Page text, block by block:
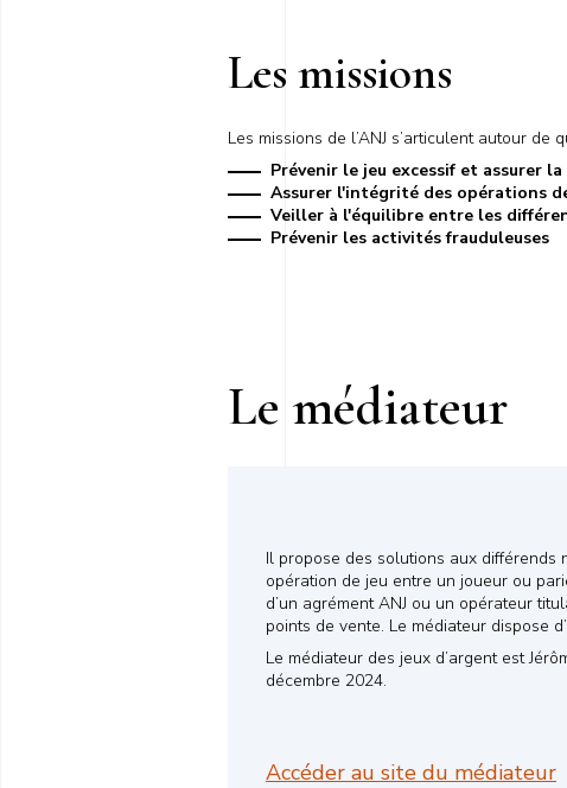
Les missions
Les missions de l’ANJ s’articulent autour de
Prévenir le jeu excessif et assurer
Assurer l'intégrité des opérations
Veiller à l'équilibre entre les
Prévenir les activités frauduleuses
Le médiateur
Il propose des solutions aux différends
opération de jeu entre un joueur ou
d’un agrément ANJ ou un opérateur
points de vente. Le médiateur dispose
Le médiateur des jeux d’argent est
décembre 2024.
Accéder au site du médiateur